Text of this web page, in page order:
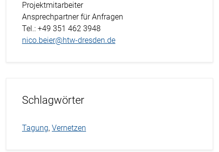
Projektmitarbeiter
Ansprechpartner für Anfragen
Tel.: +49 351 462 3948
nico.beier@htw-dresden.de
Schlagwörter
Tagung, Vernetzen